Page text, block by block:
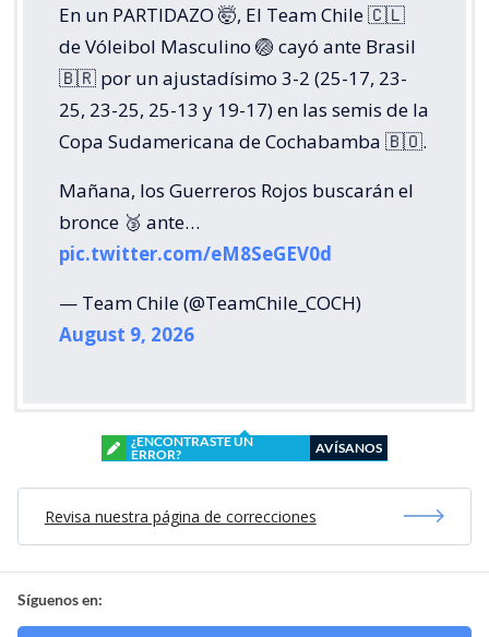
En un PARTIDAZO 🤯, El Team Chile 🇨🇱
de Vóleibol Masculino 🏐 cayó ante Brasil
🇧🇷 por un ajustadísimo 3-2 (25-17, 23-
25, 23-25, 25-13 y 19-17) en las semis de la
Copa Sudamericana de Cochabamba 🇧🇴.
Mañana, los Guerreros Rojos buscarán el
bronce 🥉 ante…
pic.twitter.com/eM8SeGEV0d
— Team Chile (@TeamChile_COCH)
August 9, 2026
¿ENCONTRASTE UN
ERROR?
AVÍSANOS
Revisa nuestra página de correcciones
Síguenos en: